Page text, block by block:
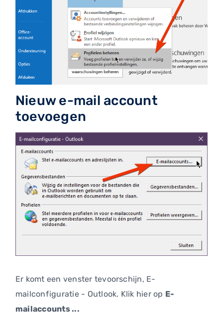
Nieuw e-mail account
toevoegen
Er komt een venster tevoorschijn, E-
mailconfiguratie - Outlook. Klik hier op E-
mailaccounts ...